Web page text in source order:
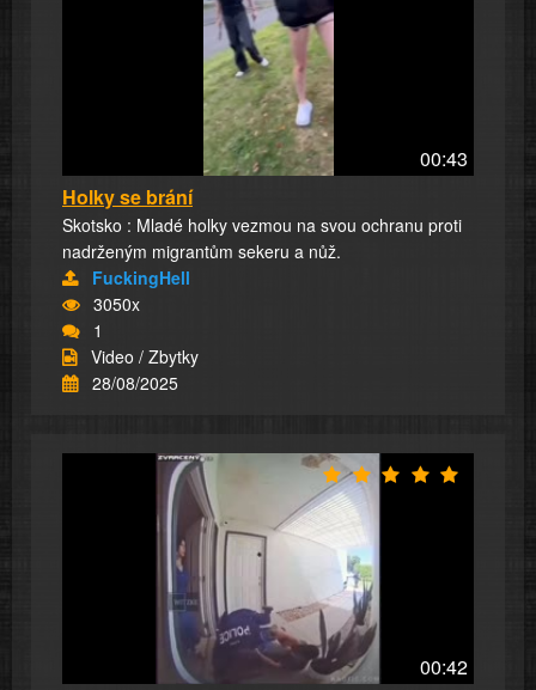
00:43
Holky se brání
Skotsko : Mladé holky vezmou na svou ochranu proti
nadrženým migrantům sekeru a nůž.
FuckingHell
3050x
1
Video / Zbytky
28/08/2025
00:42